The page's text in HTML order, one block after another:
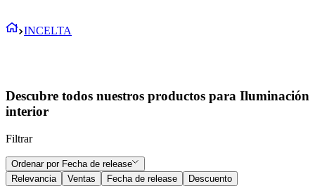
INCELTA
Descubre todos nuestros productos para Iluminación
interior
Filtrar
Ordenar por Fecha de release
Relevancia
Ventas Fecha de release
Descuento